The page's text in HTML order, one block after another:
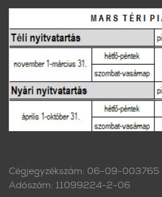
Cégjegyzékszám: 06-09-003765
Adószám: 11099224-2-06